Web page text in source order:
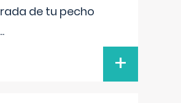
de tu pecho
...
+